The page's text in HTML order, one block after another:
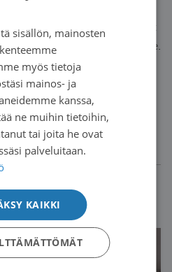
olet tunnistettavissa suoraan
seuraavat henkilötiedot
tai sähköpostisosoite.
alueelliselle
potilasjärjestölle.
Suomen
SWEDISH
sisällön, mainosten
myös tietoja
mainos- ja
kanssa,
ne muihin tietoihin,
tai joita he ovat
palveluitaan.
KAIKKI